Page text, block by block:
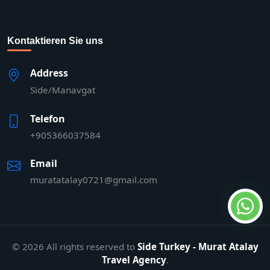
Kontaktieren Sie uns
Address
Side/Manavgat
Telefon
+905366037584
Email
muratatalay0721@gmail.com
© 2026 All rights reserved to Side Turkey - Murat Atalay
Travel Agency.